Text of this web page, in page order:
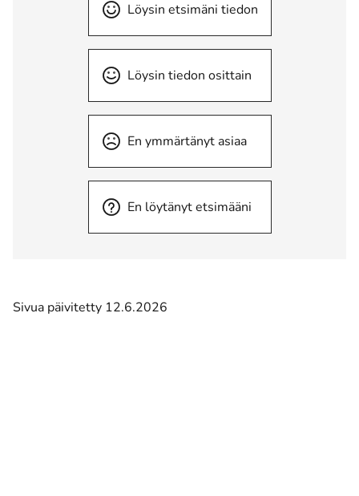
Löysin etsimäni tiedon
Löysin tiedon osittain
En ymmärtänyt asiaa
En löytänyt etsimääni
Sivua päivitetty 12.6.2026